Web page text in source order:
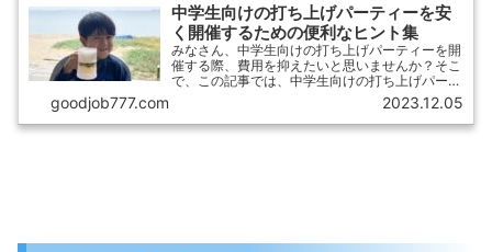
中学生向けの打ち上げパーティーを安
く開催するための便利なヒント集
みなさん、中学生向けの打ち上げパーティーを開
催する際、費用を抑えたいと思いませんか？そこ
で、この記事では、中学生向けの打ち上げパーテ
ィーを安く開催するための便利なヒント集をご紹
介します。予算に合わせて会場や飲食物の選び
方、ゲームやイベントの企画など、様々な面から
goodjob777.com 2023.12.05